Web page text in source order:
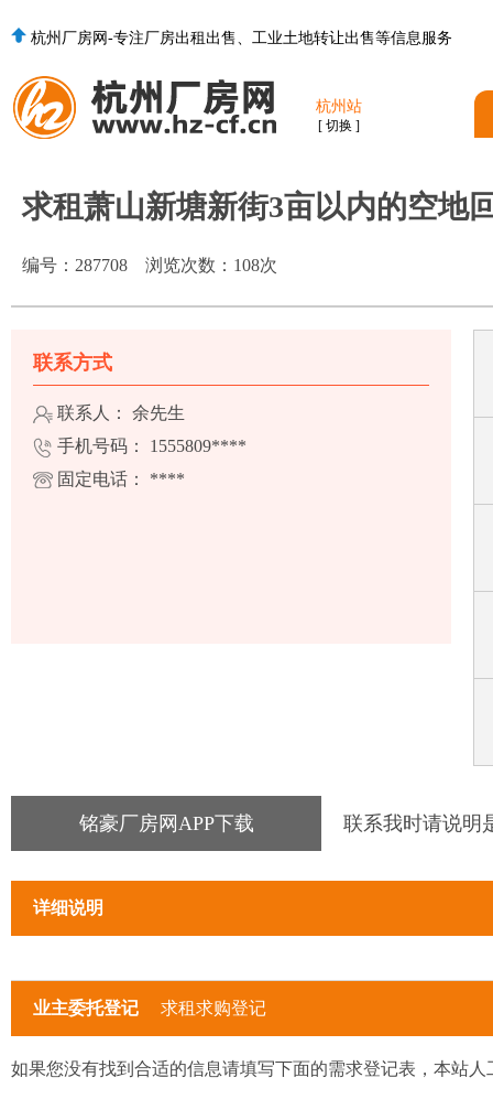
杭州厂房网-专注厂房出租出售、工业土地转让出售等信息服务
杭州站
[ 切换 ]
求租萧山新塘新街3亩以内的空地
编号： 287708 浏览次数： 108次
联系方式
联系人： 余先生
手机号码： 1555809****
固定电话： ****
铭豪厂房网APP下载 联系我时请说明
详细说明
业主委托登记 求租求购登记
如果您没有找到合适的信息请填写下面的需求登记表，本站